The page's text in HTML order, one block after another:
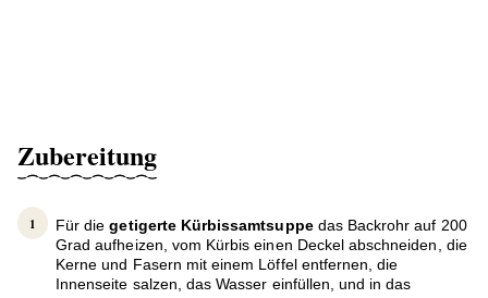
Zubereitung
Für diegetigerte Kürbissamtsuppedas Backrohr auf 200
Grad aufheizen, vom Kürbis einen Deckel abschneiden, die
Kerne und Fasern mit einem Löffel entfernen, die
Innenseite salzen, das Wasser einfüllen, und in das